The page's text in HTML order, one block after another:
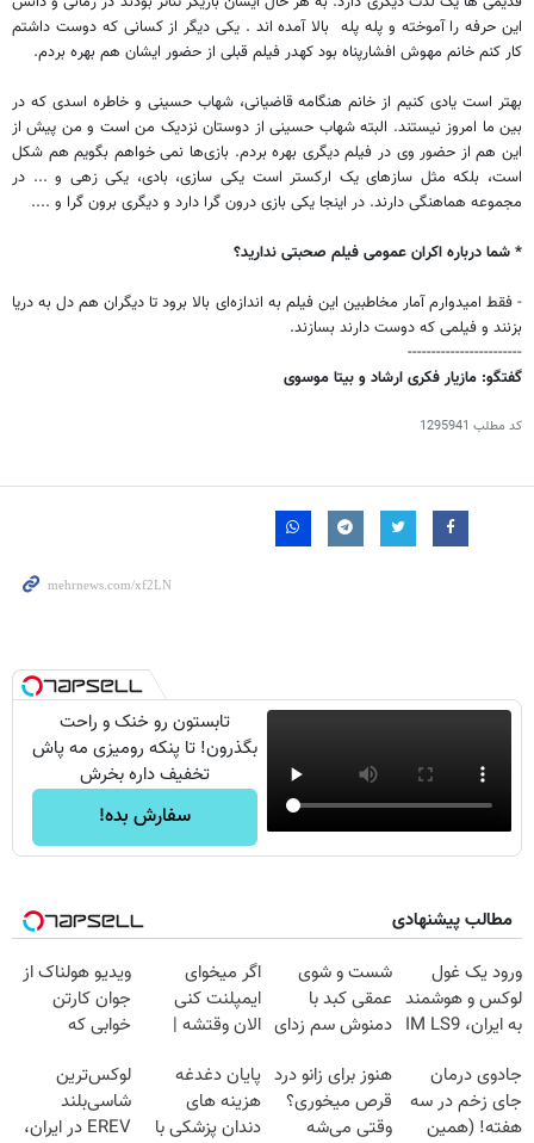
این حرفه را آموخته و پله پله بالا آمده اند . یکی دیگر از کسانی که دوست داشتم
کار کنم خانم مهوش افشارپناه بود کهدر فیلم قبلی از حضور ایشان هم بهره بردم.
بهتر است یادی کنیم از خانم هنگامه قاضیانی، شهاب حسینی و خاطره اسدی که در
بین ما امروز نیستند. البته شهاب حسینی از دوستان نزدیک من است و من پیش از
این هم از حضور وی در فیلم دیگری بهره بردم. بازی‌ها نمی خواهم بگویم هم شکل
است، بلکه مثل سازهای یک ارکستر است یکی سازی، بادی، یکی زهی و ... در
مجموعه هماهنگی دارند. در اینجا یکی بازی درون گرا دارد و دیگری برون گرا و ....
* شما درباره اکران عمومی فیلم صحبتی ندارید؟
- فقط امیدوارم آمار مخاطبین این فیلم به اندازه‌ای بالا برود تا دیگران هم دل به دریا
بزنند و فیلمی که دوست دارند بسازند.
------------------------
گفتگو: مازیار فکری ارشاد و بیتا موسوی
کد مطلب 1295941
تابستون رو خنک و راحت
بگذرون! تا پنکه رومیزی مه پاش
تخفیف داره بخرش
سفارش بده!
مطالب پیشنهادی
ورود یک غول
لوکس و هوشمند
به ایران، IM LS9
شست و شوی
عمقی کبد با
دمنوش سم زدای
اگر میخوای
ایمپلنت کنی
الان وقتشه |
میلیون تومان!!!
ویدیو هولناک از
جوان کارتن
خوابی که
آموزش رایگان
جادوی درمان
جای زخم در سه
هفته! (همین
هنوز برای زانو درد
قرص میخوری؟
وقتی می‌شه
پایان دغدغه
هزینه های
دندان پزشکی با
لوکس‌ترین
شاسی‌بلند
EREV در ایران،